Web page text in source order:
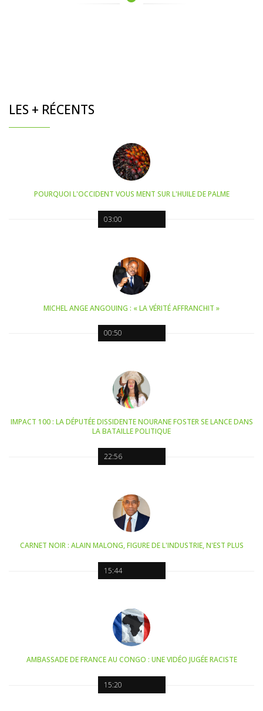
LES + RÉCENTS
03:00
POURQUOI L'OCCIDENT VOUS MENT SUR L'HUILE DE PALME
00:50
MICHEL ANGE ANGOUING : « LA VÉRITÉ AFFRANCHIT »
22:56
IMPACT 100 : LA DÉPUTÉE DISSIDENTE NOURANE FOSTER SE LANCE DANS
LA BATAILLE POLITIQUE
15:44
CARNET NOIR : ALAIN MALONG, FIGURE DE L'INDUSTRIE, N'EST PLUS
15:20
AMBASSADE DE FRANCE AU CONGO : UNE VIDÉO JUGÉE RACISTE